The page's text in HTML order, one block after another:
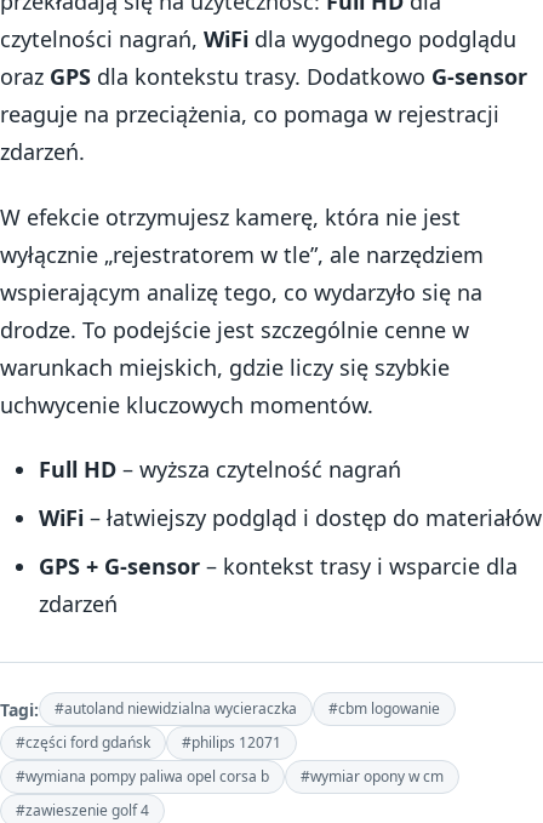
czytelności nagrań, WiFi dla wygodnego podglądu
oraz GPS dla kontekstu trasy. Dodatkowo G-sensor
reaguje na przeciążenia, co pomaga w rejestracji
zdarzeń.
W efekcie otrzymujesz kamerę, która nie jest
wyłącznie „rejestratorem w tle”, ale narzędziem
wspierającym analizę tego, co wydarzyło się na
drodze. To podejście jest szczególnie cenne w
warunkach miejskich, gdzie liczy się szybkie
uchwycenie kluczowych momentów.
Full HD– wyższa czytelność nagrań
WiFi– łatwiejszy podgląd i dostęp do materiałów
GPS + G-sensor– kontekst trasy i wsparcie dla
zdarzeń
Tagi: #autoland niewidzialna wycieraczka
#cbm logowanie
#części ford gdańsk
#philips 12071
#wymiana pompy paliwa opel corsa b
#wymiar opony w cm
#zawieszenie golf 4